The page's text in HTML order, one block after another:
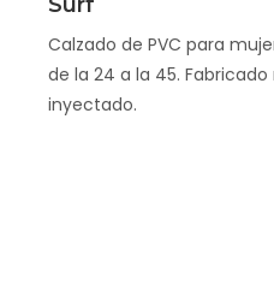
Calzado de PVC para
de la 24 a la 45.
inyectado.